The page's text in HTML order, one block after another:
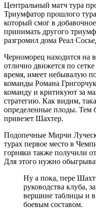
Центральный матч тура
Триумфатор прошлого
который смог в
принимать другого
разгромил дома Реал
Черноморец находится на
отлично движется по
время, имеет небывалую
команды Романа
команду и критикуют за
стратегию. Как видим,
определенные плоды. Тем
привезет Шахтер.
Подопечные Мирчи
турах первое место в
горняки также получили
Для этого нужно
Ну а пока, пере
руководства клуба,
вершине таблицы и
боевым составом.